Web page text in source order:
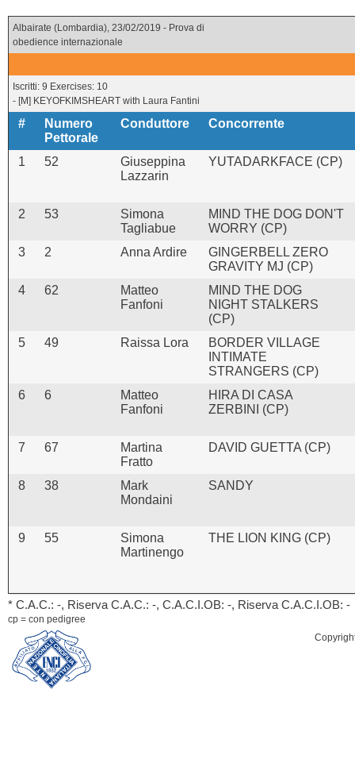
Albairate (Lombardia), 23/02/2019 - Prova di
obedience internazionale
Iscritti: 9 Exercises: 10
- [M] KEYOFKIMSHEART with Laura Fantini
#
Numero
Pettorale
Conduttore Concorrente
1 52
Giuseppina
Lazzarin
YUTADARKFACE (CP)
2 53
Simona
Tagliabue
MIND THE DOG DON'T
WORRY (CP)
3
2 Anna Ardire
GINGERBELL ZERO
GRAVITY MJ (CP)
4
62
Matteo
Fanfoni
MIND THE DOG
NIGHT STALKERS
(CP)
5
49 Raissa Lora
BORDER VILLAGE
INTIMATE
STRANGERS (CP)
6
6
Matteo
Fanfoni
HIRA DI CASA
ZERBINI (CP)
7 67
Martina
Fratto
DAVID GUETTA (CP)
8 38
Mark
Mondaini
SANDY
9 55
Simona
Martinengo
THE LION KING (CP)
* C.A.C.: -, Riserva C.A.C.: -, C.A.C.I.OB: -, Riserva C.A.C.I.OB: -
cp = con pedigree